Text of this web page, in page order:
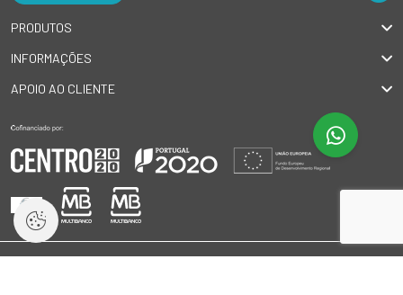
PRODUTOS
INFORMAÇÕES
APOIO AO CLIENTE